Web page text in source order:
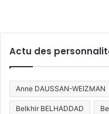
Gravelotte
Actu des
Anne DAUSSAN-WEIZMAN
Belkhir BELHADDAD